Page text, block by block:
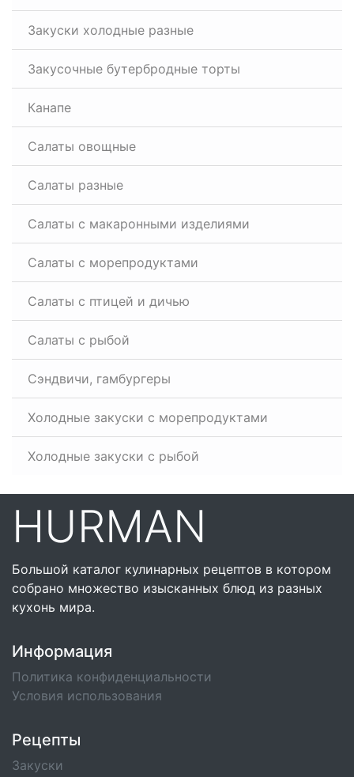
Закуски холодные разные
Закусочные бутербродные торты
Канапе
Салаты овощные
Салаты разные
Салаты с макаронными изделиями
Салаты с морепродуктами
Салаты с птицей и дичью
Салаты с рыбой
Сэндвичи, гамбургеры
Холодные закуски с морепродуктами
Холодные закуски с рыбой
HURMAN
Большой каталог кулинарных рецептов в котором
собрано множество изысканных блюд из разных
кухонь мира.
Информация
Политика конфиденциальности
Условия использования
Рецепты
Закуски